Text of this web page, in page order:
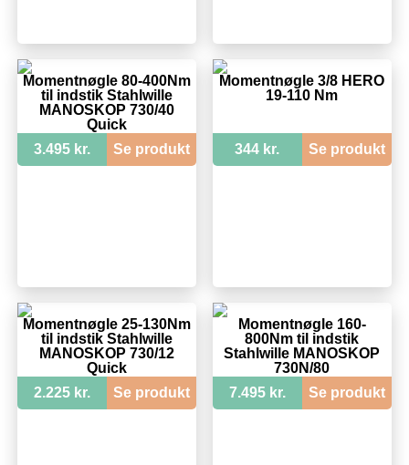
Momentnøgle 80-400Nm
til indstik Stahlwille
MANOSKOP 730/40
Quick
3.495 kr.
Se produkt
Momentnøgle 3/8 HERO
19-110 Nm
344 kr. Se produkt
Momentnøgle 25-130Nm
til indstik Stahlwille
MANOSKOP 730/12
Quick
2.225 kr.
Se produkt
Momentnøgle 160-
800Nm til indstik
Stahlwille MANOSKOP
730N/80
7.495 kr.
Se produkt